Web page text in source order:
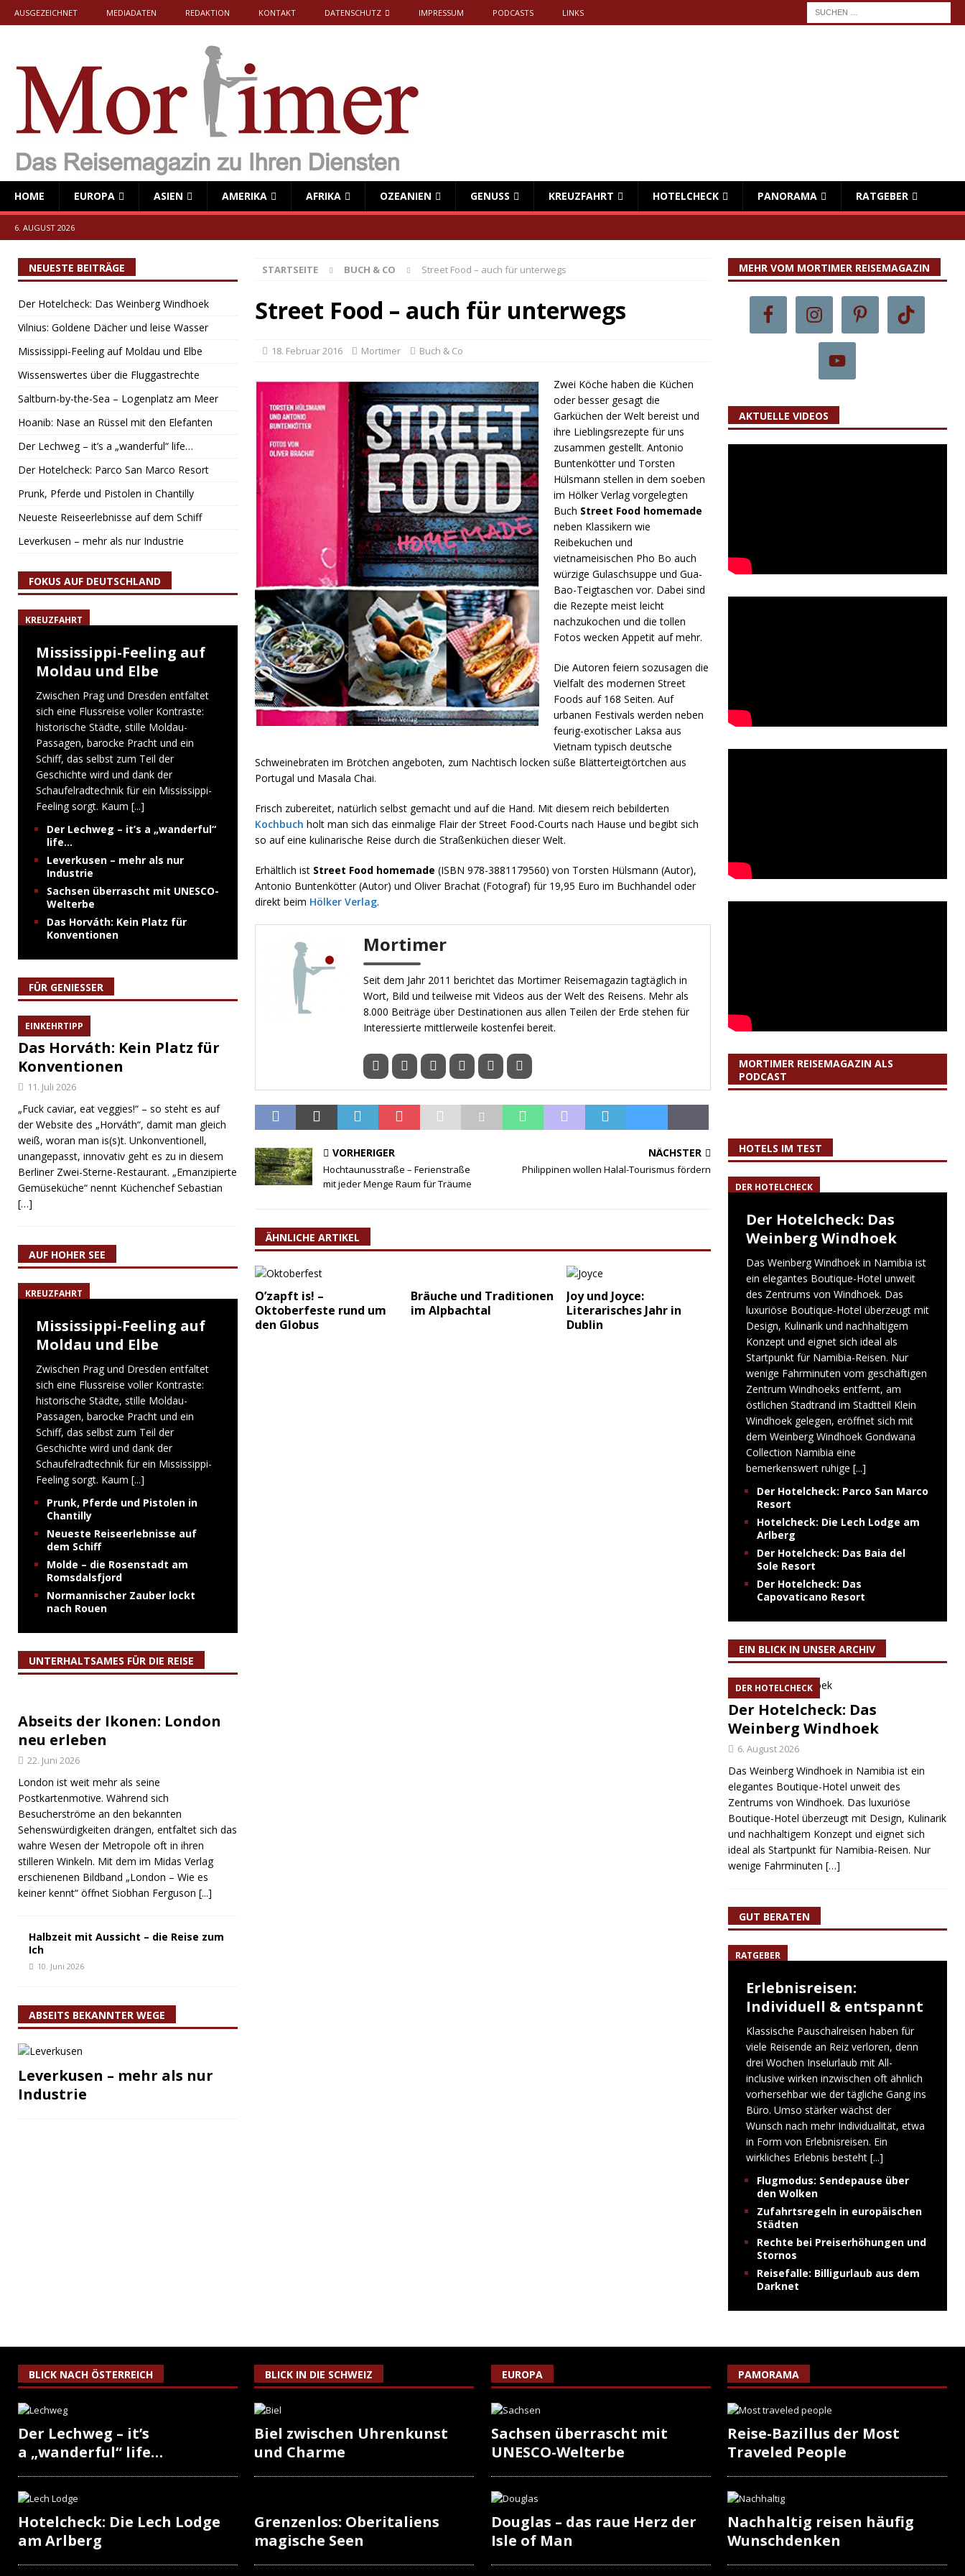
AUSGEZEICHNET MEDIADATEN REDAKTION KONTAKT DATENSCHUTZ IMPRESSUM PODCASTS LINKS
HOME EUROPA ASIEN AMERIKA AFRIKA OZEANIEN GENUSS KREUZFAHRT HOTELCHECK PANORAMA RATGEBER
6. AUGUST 2026
STARTSEITE BUCH & CO Street Food – auch für unterwegs
Street Food – auch für unterwegs
18. Februar 2016 Mortimer Buch & Co
Zwei Köche haben die Küchen
oder besser gesagt die
Garküchen der Welt bereist und
ihre Lieblingsrezepte für uns
zusammen gestellt. Antonio
Buntenkötter und Torsten
Hülsmann stellen in dem soeben
im Hölker Verlag vorgelegten
Buch Street Food homemade
neben Klassikern wie
Reibekuchen und
vietnameisischen Pho Bo auch
würzige Gulaschsuppe und Gua-
Bao-Teigtaschen vor. Dabei sind
die Rezepte meist leicht
nachzukochen und die tollen
Fotos wecken Appetit auf mehr.
Die Autoren feiern sozusagen die
Vielfalt des modernen Street
Foods auf 168 Seiten. Auf
urbanen Festivals werden neben
feurig-exotischer Laksa aus
Vietnam typisch deutsche
Schweinebraten im Brötchen angeboten, zum Nachtisch locken süße Blätterteigtörtchen aus
Portugal und Masala Chai.
Frisch zubereitet, natürlich selbst gemacht und auf die Hand. Mit diesem reich bebilderten
Kochbuch holt man sich das einmalige Flair der Street Food-Courts nach Hause und begibt sich
so auf eine kulinarische Reise durch die Straßenküchen dieser Welt.
Erhältlich ist Street Food homemade (ISBN 978-3881179560) von Torsten Hülsmann (Autor),
Antonio Buntenkötter (Autor) und Oliver Brachat (Fotograf) für 19,95 Euro im Buchhandel oder
direkt beim Hölker Verlag.
Mortimer
Seit dem Jahr 2011 berichtet das Mortimer Reisemagazin tagtäglich in
Wort, Bild und teilweise mit Videos aus der Welt des Reisens. Mehr als
8.000 Beiträge über Destinationen aus allen Teilen der Erde stehen für
Interessierte mittlerweile kostenfei bereit.
VORHERIGER
Hochtaunusstraße – Ferienstraße
mit jeder Menge Raum für Träume
NÄCHSTER
Philippinen wollen Halal-Tourismus fördern
ÄHNLICHE ARTIKEL
O’zapft is! –
Oktoberfeste rund um
den Globus
Bräuche und Traditionen
im Alpbachtal
Joy und Joyce:
Literarisches Jahr in
Dublin
NEUESTE BEITRÄGE
Der Hotelcheck: Das Weinberg Windhoek
Vilnius: Goldene Dächer und leise Wasser
Mississippi-Feeling auf Moldau und Elbe
Wissenswertes über die Fluggastrechte
Saltburn-by-the-Sea – Logenplatz am Meer
Hoanib: Nase an Rüssel mit den Elefanten
Der Lechweg – it’s a „wanderful“ life…
Der Hotelcheck: Parco San Marco Resort
Prunk, Pferde und Pistolen in Chantilly
Neueste Reiseerlebnisse auf dem Schiff
Leverkusen – mehr als nur Industrie
FOKUS AUF DEUTSCHLAND
KREUZFAHRT
Mississippi-Feeling auf
Moldau und Elbe
Zwischen Prag und Dresden entfaltet
sich eine Flussreise voller Kontraste:
historische Städte, stille Moldau-
Passagen, barocke Pracht und ein
Schiff, das selbst zum Teil der
Geschichte wird und dank der
Schaufelradtechnik für ein Mississippi-
Feeling sorgt. Kaum [...]
Der Lechweg – it’s a „wanderful“
life…
Leverkusen – mehr als nur
Industrie
Sachsen überrascht mit UNESCO-
Welterbe
Das Horváth: Kein Platz für
Konventionen
FÜR GENIESSER
EINKEHRTIPP
Das Horváth: Kein Platz für
Konventionen
11. Juli 2026
„Fuck caviar, eat veggies!“ – so steht es auf
der Website des „Horváth“, damit man gleich
weiß, woran man is(s)t. Unkonventionell,
unangepasst, innovativ geht es zu in diesem
Berliner Zwei-Sterne-Restaurant. „Emanzipierte
Gemüseküche“ nennt Küchenchef Sebastian
[…]
AUF HOHER SEE
KREUZFAHRT
Mississippi-Feeling auf
Moldau und Elbe
Zwischen Prag und Dresden entfaltet
sich eine Flussreise voller Kontraste:
historische Städte, stille Moldau-
Passagen, barocke Pracht und ein
Schiff, das selbst zum Teil der
Geschichte wird und dank der
Schaufelradtechnik für ein Mississippi-
Feeling sorgt. Kaum [...]
Prunk, Pferde und Pistolen in
Chantilly
Neueste Reiseerlebnisse auf
dem Schiff
Molde – die Rosenstadt am
Romsdalsfjord
Normannischer Zauber lockt
nach Rouen
UNTERHALTSAMES FÜR DIE REISE
Abseits der Ikonen: London
neu erleben
22. Juni 2026
London ist weit mehr als seine
Postkartenmotive. Während sich
Besucherströme an den bekannten
Sehenswürdigkeiten drängen, entfaltet sich das
wahre Wesen der Metropole oft in ihren
stilleren Winkeln. Mit dem im Midas Verlag
erschienenen Bildband „London – Wie es
keiner kennt“ öffnet Siobhan Ferguson [...]
Halbzeit mit Aussicht – die Reise zum
Ich
10. Juni 2026
ABSEITS BEKANNTER WEGE
Leverkusen – mehr als nur
Industrie
MEHR VOM MORTIMER REISEMAGAZIN
AKTUELLE VIDEOS
MORTIMER REISEMAGAZIN ALS
PODCAST
HOTELS IM TEST
DER HOTELCHECK
Der Hotelcheck: Das
Weinberg Windhoek
Das Weinberg Windhoek in Namibia ist
ein elegantes Boutique-Hotel unweit
des Zentrums von Windhoek. Das
luxuriöse Boutique-Hotel überzeugt mit
Design, Kulinarik und nachhaltigem
Konzept und eignet sich ideal als
Startpunkt für Namibia-Reisen. Nur
wenige Fahrminuten vom geschäftigen
Zentrum Windhoeks entfernt, am
östlichen Stadtrand im Stadtteil Klein
Windhoek gelegen, eröffnet sich mit
dem Weinberg Windhoek Gondwana
Collection Namibia eine
bemerkenswert ruhige [...]
Der Hotelcheck: Parco San Marco
Resort
Hotelcheck: Die Lech Lodge am
Arlberg
Der Hotelcheck: Das Baia del
Sole Resort
Der Hotelcheck: Das
Capovaticano Resort
EIN BLICK IN UNSER ARCHIV
DER HOTELCHECK
Der Hotelcheck: Das
Weinberg Windhoek
6. August 2026
Das Weinberg Windhoek in Namibia ist ein
elegantes Boutique-Hotel unweit des
Zentrums von Windhoek. Das luxuriöse
Boutique-Hotel überzeugt mit Design, Kulinarik
und nachhaltigem Konzept und eignet sich
ideal als Startpunkt für Namibia-Reisen. Nur
wenige Fahrminuten […]
GUT BERATEN
RATGEBER
Erlebnisreisen:
Individuell & entspannt
Klassische Pauschalreisen haben für
viele Reisende an Reiz verloren, denn
drei Wochen Inselurlaub mit All-
inclusive wirken inzwischen oft ähnlich
vorhersehbar wie der tägliche Gang ins
Büro. Umso stärker wächst der
Wunsch nach mehr Individualität, etwa
in Form von Erlebnisreisen. Ein
wirkliches Erlebnis besteht [...]
Flugmodus: Sendepause über
den Wolken
Zufahrtsregeln in europäischen
Städten
Rechte bei Preiserhöhungen und
Stornos
Reisefalle: Billigurlaub aus dem
Darknet
BLICK NACH ÖSTERREICH
Der Lechweg – it’s
a „wanderful“ life…
Hotelcheck: Die Lech Lodge
am Arlberg
BLICK IN DIE SCHWEIZ
Biel zwischen Uhrenkunst
und Charme
Grenzenlos: Oberitaliens
magische Seen
EUROPA
Sachsen überrascht mit
UNESCO-Welterbe
Douglas – das raue Herz der
Isle of Man
PAMORAMA
Reise-Bazillus der Most
Traveled People
Nachhaltig reisen häufig
Wunschdenken